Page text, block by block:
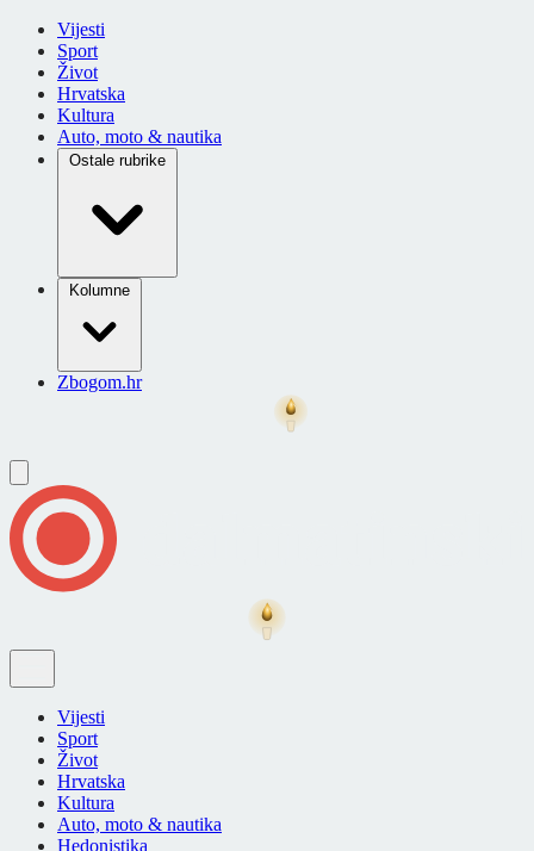
Vijesti
Sport
Život
Hrvatska
Kultura
Auto, moto & nautika
Ostale rubrike
Kolumne
Zbogom.hr
Vijesti
Sport
Život
Hrvatska
Kultura
Auto, moto & nautika
Hedonistika